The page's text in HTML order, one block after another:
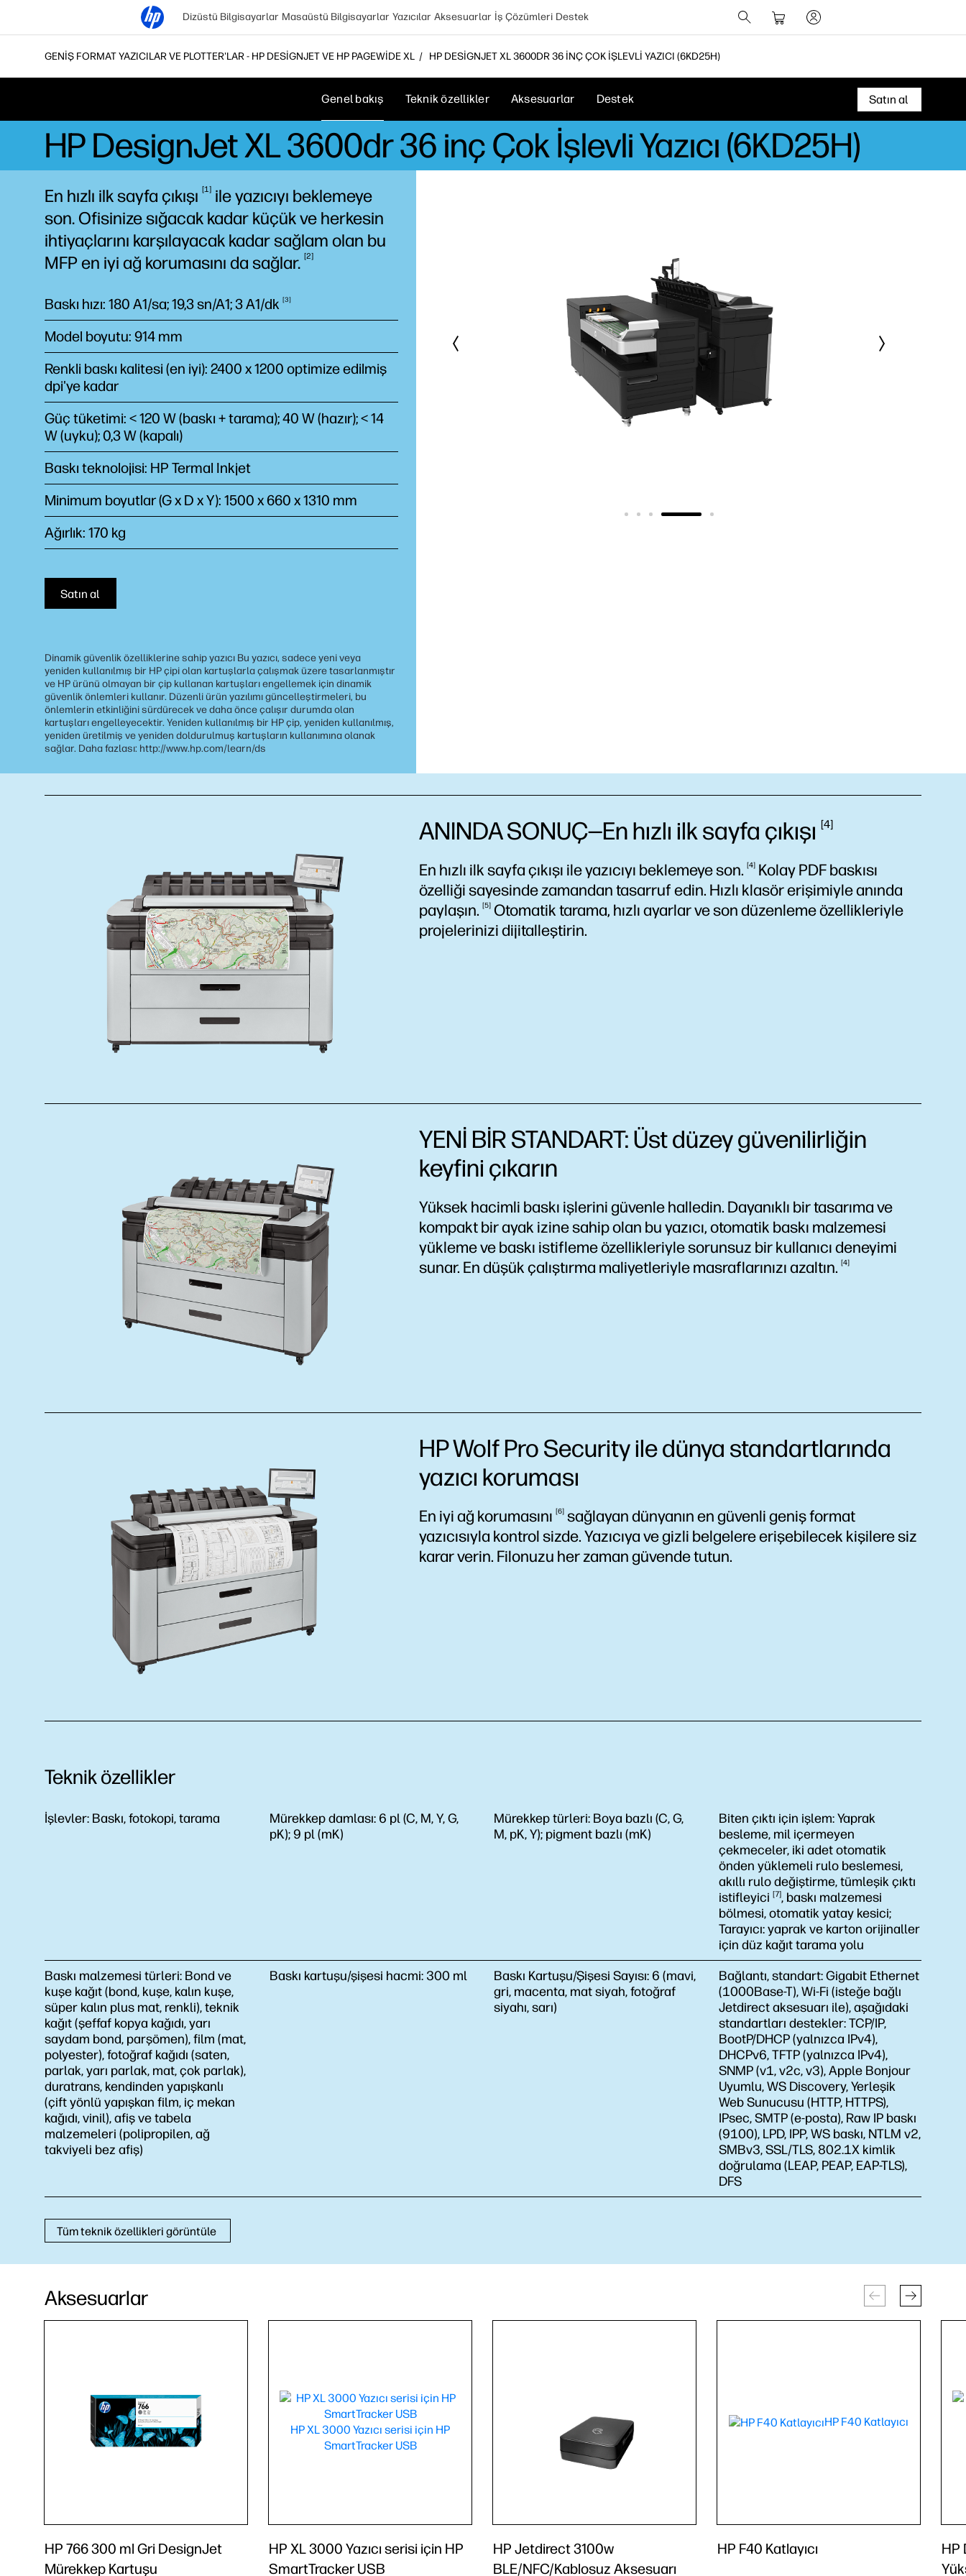
Dizüstü Bilgisayarlar Masaüstü Bilgisayarlar Yazıcılar Aksesuarlar İş Çözümleri Destek
GENIŞ FORMAT YAZICILAR VE PLOTTER'LAR - HP DESIGNJET VE HP PAGEWIDE XL HP DESIGNJET XL 3600DR 36 INÇ ÇOK İŞLEVLI YAZICI (6KD25H)
Genel bakış Teknik özellikler Aksesuarlar Destek Satın al
HP DesignJet XL 3600dr 36 inç Çok İşlevli Yazıcı (6KD25H)
En hızlı ilk sayfa çıkışı 1
ile yazıcıyı beklemeye
son. Ofisinize sığacak kadar küçük ve herkesin
ihtiyaçlarını karşılayacak kadar sağlam olan bu
MFP en iyi ağ korumasını da sağlar. 2
Baskı hızı: 180 A1/sa; 19,3 sn/A1; 3A1/dk 3
Model boyutu: 914 mm
Renkli baskı kalitesi (en iyi): 2400 x 1200 optimize edilmiş
dpi'ye kadar
Güç tüketimi: < 120 W (baskı + tarama); 40 W (hazır); < 14
W (uyku); 0,3 W (kapalı)
Baskı teknolojisi: HP Termal Inkjet
Minimum boyutlar (G x D x Y): 1500 x 660 x 1310 mm
Ağırlık: 170 kg
Satın al
Dinamik güvenlik özelliklerine sahip yazıcı Bu yazıcı, sadece yeni veya
yeniden kullanılmış bir HP çipi olan kartuşlarla çalışmak üzere tasarlanmıştır
ve HP ürünü olmayan bir çip kullanan kartuşları engellemek için dinamik
güvenlik önlemleri kullanır. Düzenli ürün yazılımı güncelleştirmeleri, bu
önlemlerin etkinliğini sürdürecek ve daha önce çalışır durumda olan
kartuşları engelleyecektir. Yeniden kullanılmış bir HP çip, yeniden kullanılmış,
yeniden üretilmiş ve yeniden doldurulmuş kartuşların kullanımına olanak
sağlar. Daha fazlası: http://www.hp.com/learn/ds
ANINDA SONUÇ—En hızlı ilk sayfa çıkışı 4
En hızlı ilk sayfa çıkışı ile yazıcıyı beklemeyeson. 4
Kolay PDF baskısı
özelliği sayesinde zamandan tasarruf edin. Hızlı klasör erişimiyle anında
paylaşın.
5 Otomatik tarama, hızlı ayarlar ve son düzenleme özellikleriyle
projelerinizi dijitalleştirin.
YENİ BİR STANDART: Üst düzey güvenilirliğin
keyfini çıkarın
Yüksek hacimli baskı işlerini güvenle halledin. Dayanıklı bir tasarıma ve
kompakt bir ayak izine sahip olan bu yazıcı, otomatik baskı malzemesi
yükleme ve baskı istifleme özellikleriyle sorunsuz bir kullanıcı deneyimi
sunar. En düşük çalıştırma maliyetleriyle masraflarınızıazaltın. 4
HP Wolf Pro Security ile dünya standartlarında
yazıcı koruması
En iyi ağ korumasını 6 sağlayan dünyanın en güvenli geniş format
yazıcısıyla kontrol sizde. Yazıcıya ve gizli belgelere erişebilecek kişilere siz
karar verin. Filonuzu her zaman güvende tutun.
Teknik özellikler
İşlevler: Baskı, fotokopi, tarama Mürekkep damlası: 6 pl (C, M, Y, G,
pK); 9 pl (mK)
Mürekkep türleri: Boya bazlı (C, G,
M, pK, Y); pigment bazlı (mK)
Biten çıktı için işlem:Yaprak
besleme, mil içermeyen
çekmeceler, iki adet otomatik
önden yüklemeli rulo beslemesi,
akıllı rulo değiştirme, tümleşik çıktı
istifleyici 7 , baskı malzemesi
bölmesi, otomatik yatay kesici;
Tarayıcı: yaprak ve karton orijinaller
için düz kağıt tarama yolu
Baskı malzemesi türleri: Bond ve
kuşe kağıt (bond, kuşe, kalın kuşe,
süper kalın plus mat, renkli), teknik
kağıt (şeffaf kopya kağıdı, yarı
saydam bond, parşömen), film (mat,
polyester), fotoğraf kağıdı (saten,
parlak, yarı parlak, mat, çok parlak),
duratrans, kendinden yapışkanlı
(çift yönlü yapışkan film, iç mekan
kağıdı, vinil), afiş ve tabela
malzemeleri (polipropilen, ağ
takviyeli bez afiş)
Baskı kartuşu/şişesi hacmi: 300 ml Baskı Kartuşu/Şişesi Sayısı: 6 (mavi,
gri, macenta, mat siyah, fotoğraf
siyahı, sarı)
Bağlantı, standart:Gigabit Ethernet
(1000Base-T), Wi-Fi (isteğe bağlı
Jetdirect aksesuarı ile), aşağıdaki
standartları destekler: TCP/IP,
BootP/DHCP (yalnızca IPv4),
DHCPv6, TFTP (yalnızca IPv4),
SNMP (v1, v2c, v3), Apple Bonjour
Uyumlu, WS Discovery, Yerleşik
Web Sunucusu (HTTP, HTTPS),
IPsec, SMTP (e-posta), Raw IP baskı
(9100), LPD, IPP, WS baskı, NTLM v2,
SMBv3, SSL/TLS, 802.1X kimlik
doğrulama (LEAP, PEAP, EAP-TLS),
DFS
Tüm teknik özellikleri görüntüle
Aksesuarlar
HP 766 300 ml Gri DesignJet
Mürekkep Kartuşu
HP XL 3000 Yazıcı serisi için HP
SmartTracker USB
HP Jetdirect 3100w
BLE/NFC/Kablosuz Aksesuarı
HP F40 Katlayıcı
HP